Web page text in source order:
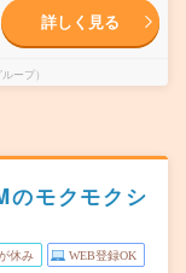
詳しく見る
ープ）
のモクモクシ
休み WEB登録OK